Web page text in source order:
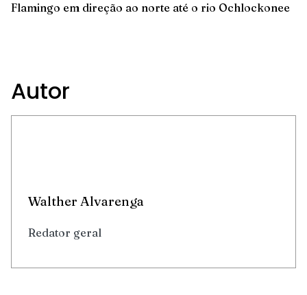
Flamingo em direção ao norte até o rio Ochlockonee
Autor
Walther Alvarenga
Redator geral